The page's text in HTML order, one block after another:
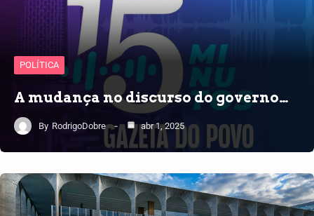
POLÍTICA
A mudança no discurso do governo…
By RodrigoDobre abr 1, 2025